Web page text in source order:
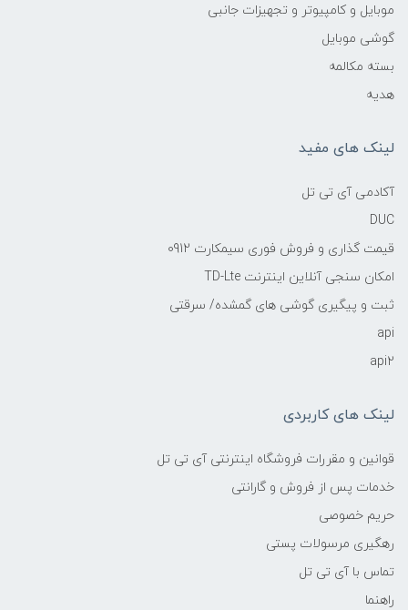
موبایل و کامپیوتر و تجهیزات جانبی
گوشی موبایل
بسته مکالمه
هدیه
لینک های مفید
آکادمی آی تی تل
DUC
قیمت گذاری و فروش فوری سیمکارت 0912
امکان سنجی آنلاین اینترنت TD-Lte
ثبت و پیگیری گوشی های گمشده/ سرقتی
api
api2
لینک های کاربردی
قوانین و مقررات فروشگاه اینترنتی آی تی تل
خدمات پس از فروش و گارانتی
حریم خصوصی
رهگیری مرسولات پستی
تماس با آی تی تل
راهنما